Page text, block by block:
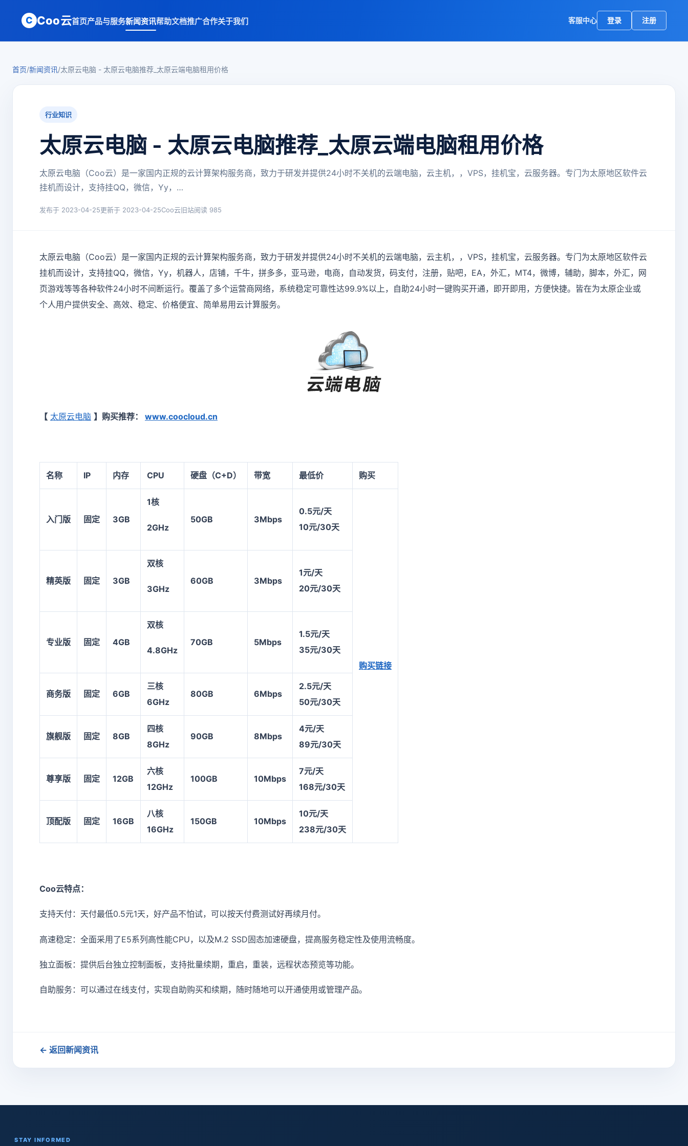
C Coo云首页产品与服务新闻资讯帮助文档推广合作关于我们 客服中心 登录 注册
首页/新闻资讯/太原云电脑 - 太原云电脑推荐_太原云端电脑租用价格
行业知识
太原云电脑 - 太原云电脑推荐_太原云端电脑租用价格
太原云电脑（Coo云）是一家国内正规的云计算架构服务商，致力于研发并提供24小时不关机的云端电脑，云主机，，VPS，挂机宝，云服务器。专门为太原地区软件云
挂机而设计，支持挂QQ，微信，Yy，…
发布于 2023-04-25更新于 2023-04-25Coo云旧站阅读 985
太原云电脑（Coo云）是一家国内正规的云计算架构服务商，致力于研发并提供24小时不关机的云端电脑，云主机，， VPS， 挂机宝，云服务器。专门为太原地区软件云
挂机而设计，支持挂QQ，微信，Yy，机器人，店铺，千牛，拼多多，亚马逊，电商，自动发货，码支付，注册，贴吧，EA，外汇，MT4，微博，辅助，脚本，外汇，网
页游戏等等各种软件24小时不间断运行。覆盖了多个运营商网络，系统稳定可靠性达99.9%以上，自助24小时一键购买开通，即开即用，方便快捷。皆在为太原企业或
个人用户提供安全、高效、稳定、价格便宜、简单易用云计算服务。
【 太原云电脑 】 购买推荐： www.coocloud.cn
名称 IP 内存 CPU 硬盘（C+D） 带宽 最低价 购买
入门版 固定 3GB
1核
2GHz
50GB 3Mbps
0.5元/天
10元/30天
购买链接
精英版 固定 3GB
双核
3GHz
60GB 3Mbps
1元/天
20元/30天
专业版 固定 4GB
双核
4.8GHz
70GB 5Mbps
1.5元/天
35元/30天
商务版 固定 6GB
三核
6GHz
80GB 6Mbps
2.5元/天
50元/30天
旗舰版 固定 8GB
四核
8GHz
90GB 8Mbps
4元/天
89元/30天
尊享版 固定 12GB
六核
12GHz
100GB 10Mbps
7元/天
168元/30天
顶配版 固定 16GB
八核
16GHz
150GB 10Mbps
10元/天
238元/30天
Coo云特点：
支持天付：天付最低0.5元1天，好产品不怕试，可以按天付费测试好再续月付。
高速稳定：全面采用了E5系列高性能CPU，以及M.2 SSD固态加速硬盘，提高服务稳定性及使用流畅度。
独立面板：提供后台独立控制面板，支持批量续期，重启，重装，远程状态预览等功能。
自助服务：可以通过在线支付，实现自助购买和续期，随时随地可以开通使用或管理产品。
← 返回新闻资讯
STAY INFORMED